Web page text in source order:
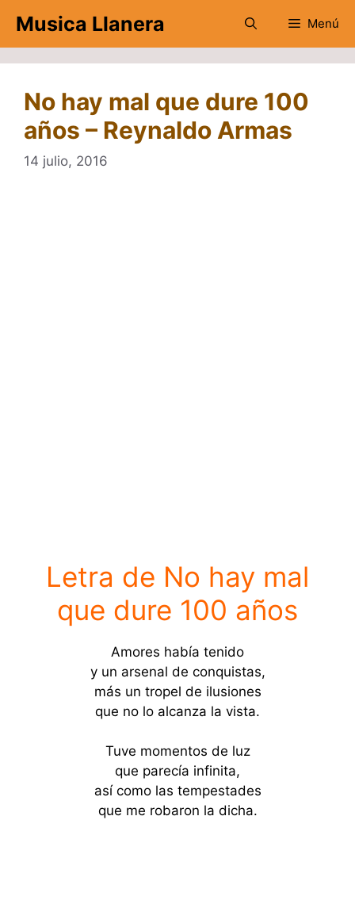
contenido
Musica Llanera Menú
No hay mal que dure 100
años – Reynaldo Armas
14 julio, 2016
Letra de No hay mal
que dure 100 años
Amores había tenido
y un arsenal de conquistas,
más un tropel de ilusiones
que no lo alcanza la vista.
Tuve momentos de luz
que parecía infinita,
así como las tempestades
que me robaron la dicha.